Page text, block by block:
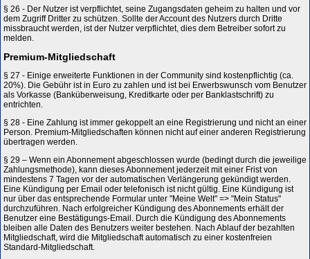
§ 26 - Der Nutzer ist verpflichtet, seine Zugangsdaten geheim zu halten und vor
dem Zugriff Dritter zu schützen. Sollte der Account des Nutzers durch Dritte
missbraucht werden, ist der Nutzer verpflichtet, dies dem Betreiber sofort zu
melden.
Premium-Mitgliedschaft
§ 27 - Einige erweiterte Funktionen in der Community sind kostenpflichtig (ca.
20%). Die Gebühr ist in Euro zu zahlen und ist bei Erwerbswunsch vom Benutzer
als Vorkasse (Banküberweisung, Kreditkarte oder per Banklastschrift) zu
entrichten.
§ 28 - Eine Zahlung ist immer gekoppelt an eine Registrierung und nicht an einer
Person. Premium-Mitgliedschaften können nicht auf einer anderen Registrierung
übertragen werden.
§ 29 – Wenn ein Abonnement abgeschlossen wurde (bedingt durch die jeweilige
Zahlungsmethode), kann dieses Abonnement jederzeit mit einer Frist von
mindestens 7 Tagen vor der automatischen Verlängerung gekündigt werden.
Eine Kündigung per Email oder telefonisch ist nicht gültig. Eine Kündigung ist
nur über das entsprechende Formular unter "Meine Welt" => "Mein Status"
durchzuführen. Nach erfolgreicher Kündigung des Abonnements erhält der
Benutzer eine Bestätigungs-Email. Durch die Kündigung des Abonnements
bleiben alle Daten des Benutzers weiter bestehen. Nach Ablauf der bezahlten
Mitgliedschaft, wird die Mitgliedschaft automatisch zu einer kostenfreien
Standard-Mitgliedschaft.